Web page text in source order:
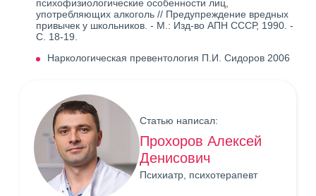
психофизиологические особенности лиц,
употребляющих алкоголь // Предупреждение вредных
привычек у школьников. - М.: Изд-во АПН СССР, 1990. -
С. 18-19.
Наркологическая превентология П.И. Сидоров 2006
Статью написал:
Прохоров Алексей
Денисович
Психиатр, психотерапевт